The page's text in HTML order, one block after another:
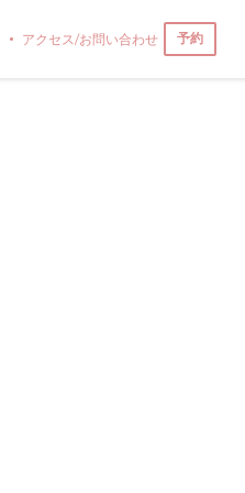
アクセス/お問い合わせ 予約